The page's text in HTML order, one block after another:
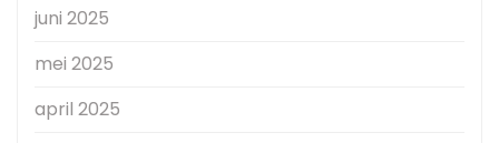
juni 2025
mei 2025
april 2025